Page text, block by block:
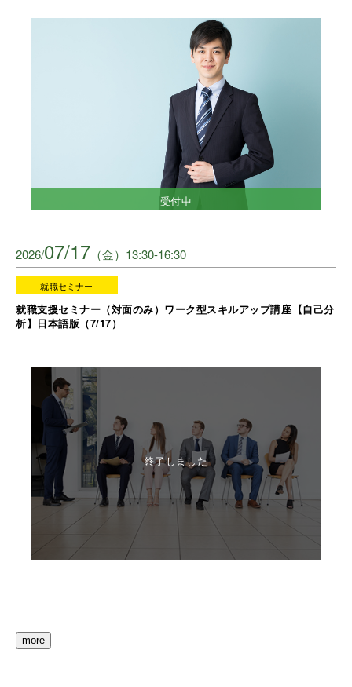
受付中
2026/07/17 （金）13:30-16:30
就職セミナー
就職支援セミナー（対面のみ）ワーク型スキルアップ講座【自己分
析】日本語版（7/17）
終了しました
more